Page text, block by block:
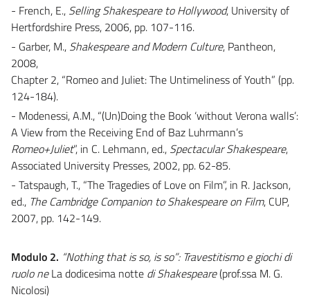
- French, E., Selling Shakespeare to Hollywood, University of
Hertfordshire Press, 2006, pp. 107-116.
- Garber, M., Shakespeare and Modern Culture, Pantheon,
2008,
Chapter 2, “Romeo and Juliet: The Untimeliness of Youth” (pp.
124-184).
- Modenessi, A.M., “(Un)Doing the Book ‘without Verona walls’:
A View from the Receiving End of Baz Luhrmann’s
Romeo+Juliet”, in C. Lehmann, ed., Spectacular Shakespeare,
Associated University Presses, 2002, pp. 62-85.
- Tatspaugh, T., “The Tragedies of Love on Film”, in R. Jackson,
ed., The Cambridge Companion to Shakespeare on Film, CUP,
2007, pp. 142-149.
Modulo 2. “Nothing that is so, is so”: Travestitismo e giochi di
ruolo neLa dodicesima notte di Shakespeare(prof.ssa M. G.
Nicolosi)